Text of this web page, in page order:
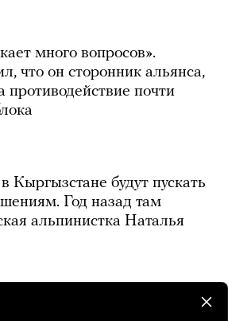
много вопросов».
что он сторонник альянса,
противодействие почти
будут пускать
Год назад там
альпинистка Наталья
беспилотников